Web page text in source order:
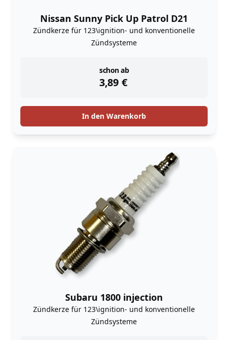
Nissan Sunny Pick Up Patrol D21
Zündkerze für 123\ignition- und konventionelle
Zündsysteme
schon ab
3,89 €
instock
In den Warenkorb
Subaru 1800 injection
Zündkerze für 123\ignition- und konventionelle
Zündsysteme